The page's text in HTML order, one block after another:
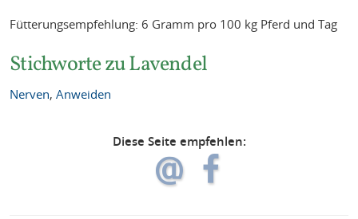
Fütterungsempfehlung: 6 Gramm pro 100 kg Pferd und Tag
Stichworte zu Lavendel
Nerven,Anweiden
Diese Seite empfehlen: